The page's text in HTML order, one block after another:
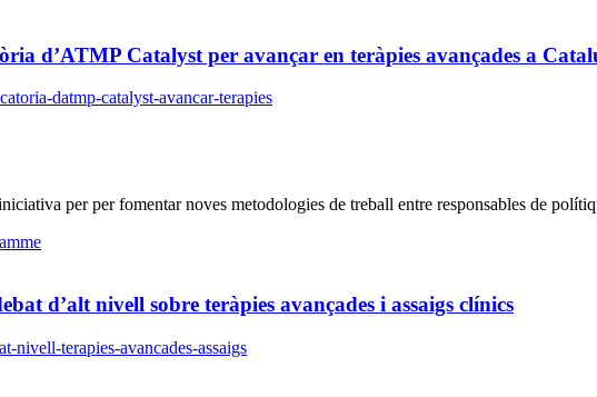
d’ATMP Catalyst per avançar en teràpies avançades a
datmp-catalyst-avancar-terapies
per per fomentar noves metodologies de treball entre responsables de
d’alt nivell sobre teràpies avançades i assaigs clínics
nivell-terapies-avancades-assaigs